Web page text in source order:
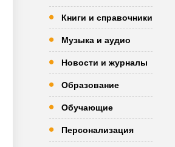
Книги и справочники
Музыка и аудио
Новости и журналы
Образование
Обучающие
Персонализация